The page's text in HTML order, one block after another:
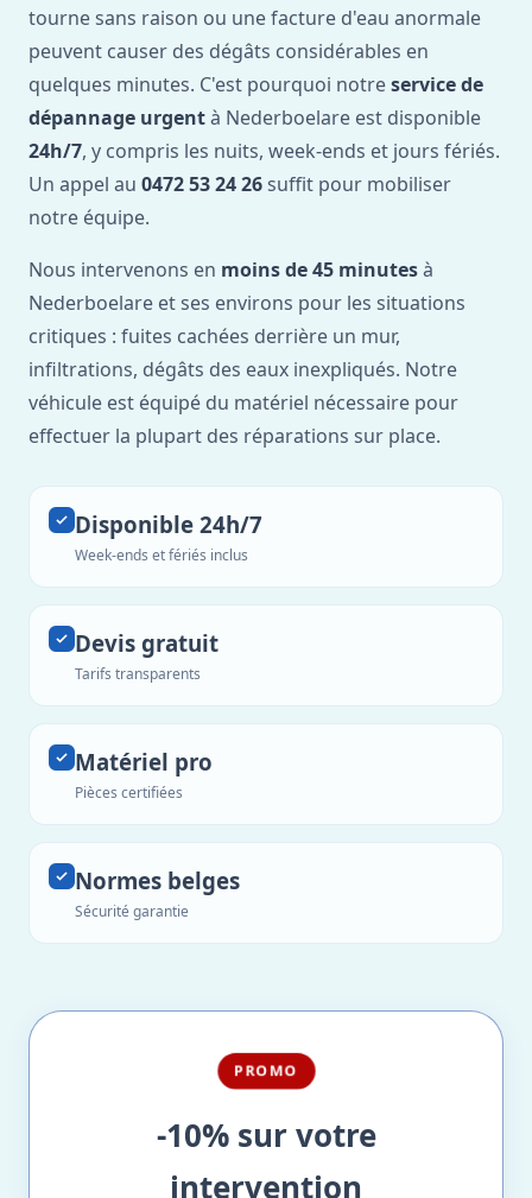
tourne sans raison ou une facture d'eau anormale
peuvent causer des dégâts considérables en
quelques minutes. C'est pourquoi notreservice de
dépannage urgentà Nederboelare est disponible
24h/7, y compris les nuits, week-ends et jours fériés.
Un appel au 0472 53 24 26 suffit pour mobiliser
notre équipe.
Nous intervenons en moins de 45 minutesà
Nederboelare et ses environs pour les situations
critiques : fuites cachées derrière un mur,
infiltrations, dégâts des eaux inexpliqués. Notre
véhicule est équipé du matériel nécessaire pour
effectuer la plupart des réparations sur place.
Disponible 24h/7
Week-ends et fériés inclus
Devis gratuit
Tarifs transparents
Matériel pro
Pièces certifiées
Normes belges
Sécurité garantie
PROMO
-10% sur votre
intervention